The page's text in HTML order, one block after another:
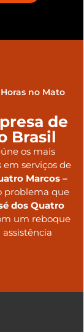
no Mato
de
Brasil
os mais
serviços de
Marcos –
problema que
dos Quatro
um reboque